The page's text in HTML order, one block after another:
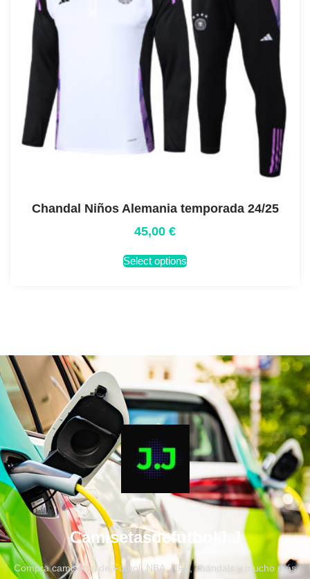
Chandal Niños Alemania temporada 24/25
45,00 €
Select options
CamisetasdefutbolJ.J
Compra camisetas de Fútbol, NBA, NFL, chandals y mucho más